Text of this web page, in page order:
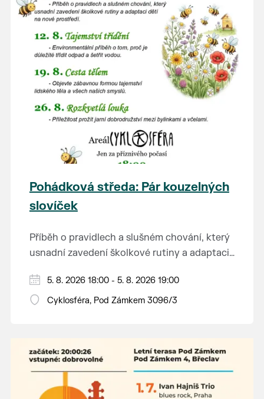
Pohádková středa: Pár kouzelných
slovíček
Příběh o pravidlech a slušném chování, který
usnadní zavedení školkové rutiny a adaptaci
Hraje se jen za příznivého počasí.
Vstupné dobrovolné.
5. 8. 2026 18:00 - 5. 8. 2026 19:00
Cyklosféra, Pod Zámkem 3096/3